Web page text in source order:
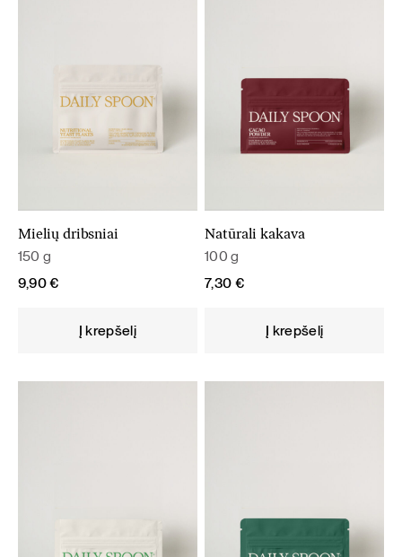
Mielių dribsniai
150 g
9,90€
Į krepšelį
Natūrali kakava
100 g
7,30 €
Į krepšelį